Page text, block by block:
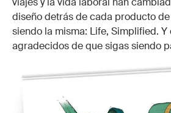
diseño detrás de cada producto
siendo la misma: Life, Simplified. Y
agradecidos de que sigas siendo